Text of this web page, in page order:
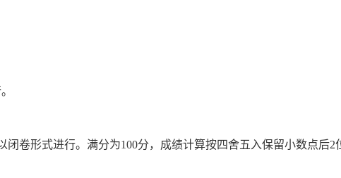
闭卷形式进行。满分为100分，成绩计算按四舍五入保留小数点后